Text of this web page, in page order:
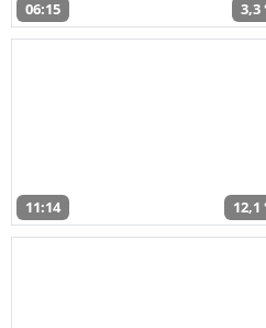
06:15 3,3
11:14 12,1